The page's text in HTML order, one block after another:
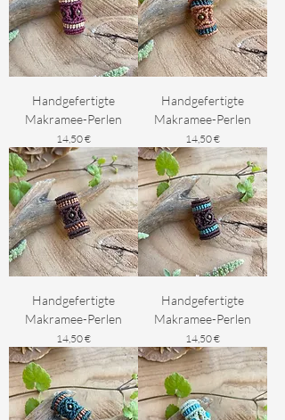
Handgefertigte
Makramee-Perlen
Preis
14,50 €
Handgefertigte
Makramee-Perlen
Preis
14,50 €
Handgefertigte
Makramee-Perlen
Preis
14,50 €
Handgefertigte
Makramee-Perlen
Preis
14,50 €